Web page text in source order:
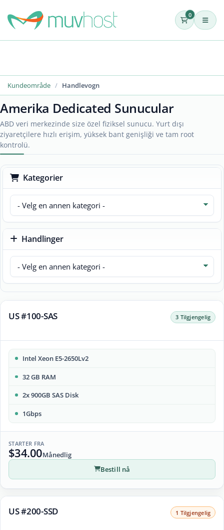
0
Kundeområde Handlevogn
Amerika Dedicated Sunucular
ABD veri merkezinde size özel fiziksel sunucu. Yurt dışı
ziyaretçilere hızlı erişim, yüksek bant genişliği ve tam root
kontrolü.
Kategorier
Handlinger
US #100-SAS 3 Tilgjengelig
Intel Xeon E5-2650Lv2
32 GB RAM
2x 900GB SAS Disk
1Gbps
STARTER FRA
$34.00Månedlig
Bestill nå
US #200-SSD 1 Tilgjengelig